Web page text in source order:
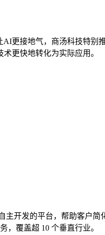
更接地气，商汤科技特别
更快地转化为实际应用。
开发的平台，帮助客户
，覆盖超 10 个垂直行业。